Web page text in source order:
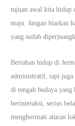
tujuan awal kita hidup
maju. Jangan biarkan
yang sudah
Bertahan hidup di
administratif, tapi juga
di tengah budaya
berinteraksi, serius
menghormati aturan